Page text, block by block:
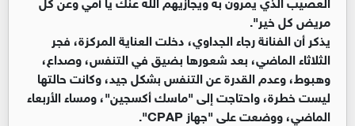
مريض كل خير".
يذكر أن الفنانة رجاء الجداوي، دخلت العناية المركزة، فجر
الثلاثاء الماضي، بعد شعورها بضيق في التنفس، وصداع،
وهبوط، وعدم القدرة عن التنفس بشكل جيد، وكانت حالتها
ليست خطرة، واحتاجت إلى "ماسك أكسجين"، ومساء الأربعاء
الماضي، ووضعت على "جهاز CPAP".